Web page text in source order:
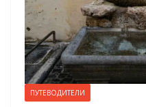
ПУТЕВОДИТЕЛИ